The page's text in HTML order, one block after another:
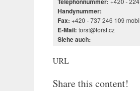
Telephonnummer:
Handynummer:
Fax: +420 - 737 246 109
E-Mail: torst@torst.cz
Siehe auch:
URL
Share this content!